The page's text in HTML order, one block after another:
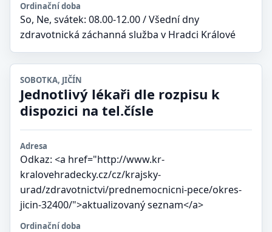
Ordinační doba
So, Ne, svátek: 08.00-12.00 / Všední dny
zdravotnická záchanná služba v Hradci Králové
SOBOTKA, JIČÍN
Jednotlivý lékaři dle rozpisu k
dispozici na tel.čísle
Adresa
Odkaz: <a href="http://www.kr-
kralovehradecky.cz/cz/krajsky-
urad/zdravotnictvi/prednemocnicni-pece/okres-
jicin-32400/">aktualizovaný seznam</a>
Ordinační doba